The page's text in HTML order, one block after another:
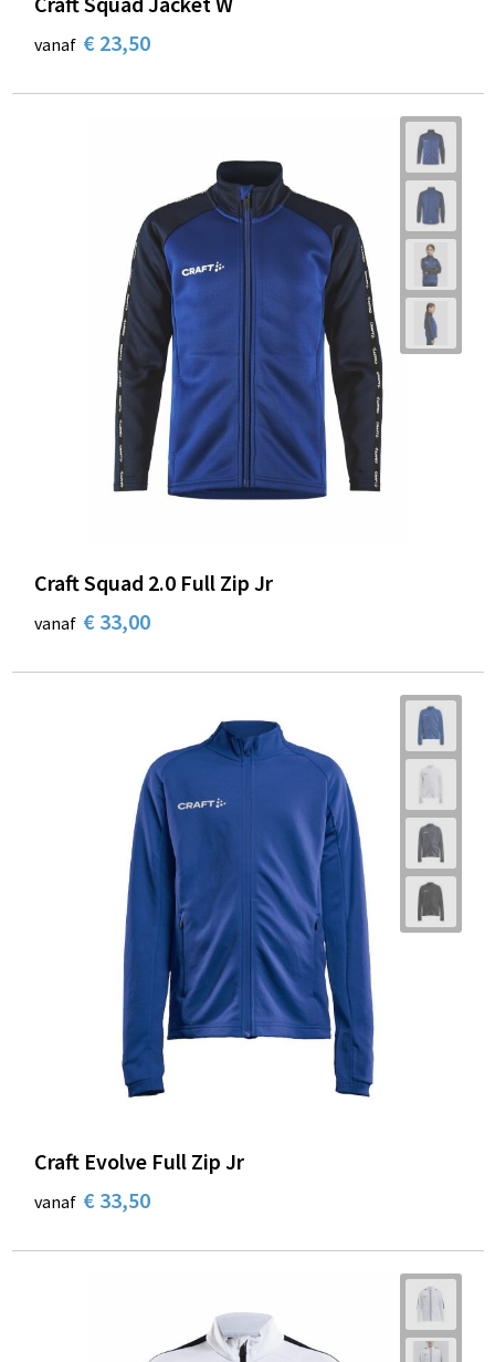
vanaf € 23,50
Craft Squad 2.0 Full Zip Jr
vanaf € 33,00
Craft Evolve Full Zip Jr
vanaf € 33,50